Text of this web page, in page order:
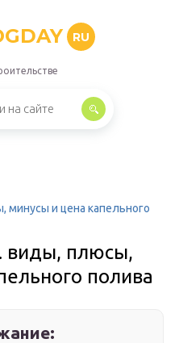
RU
и цена капельного
виды, плюсы,
полива